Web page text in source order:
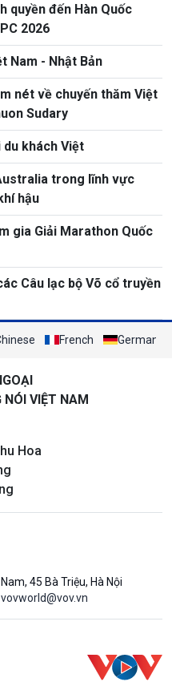
quyền đến Hàn Quốc
2026
Nam - Nhật Bản
nét về chuyến thăm Việt
Sudary
du khách Việt
trong lĩnh vực
hậu
gia Giải Marathon Quốc
Câu lạc bộ Võ cổ truyền
French German
NÓI VIỆT NAM
Hoa
45 Bà Triệu, Hà Nội